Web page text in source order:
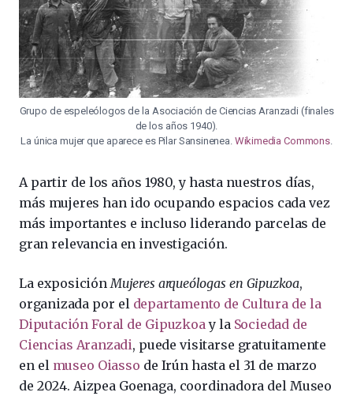
Grupo de espeleólogos de la Asociación de Ciencias Aranzadi (finales
de los años 1940).
La única mujer que aparece es Pilar Sansinenea. Wikimedia Commons.
A partir de los años 1980, y hasta nuestros días,
más mujeres han ido ocupando espacios cada vez
más importantes e incluso liderando parcelas de
gran relevancia en investigación.
La exposición Mujeres arqueólogas en Gipuzkoa,
organizada por el departamento de Cultura de la
Diputación Foral de Gipuzkoa y la Sociedad de
Ciencias Aranzadi, puede visitarse gratuitamente
en el museo Oiasso de Irún hasta el 31 de marzo
de 2024. Aizpea Goenaga, coordinadora del Museo